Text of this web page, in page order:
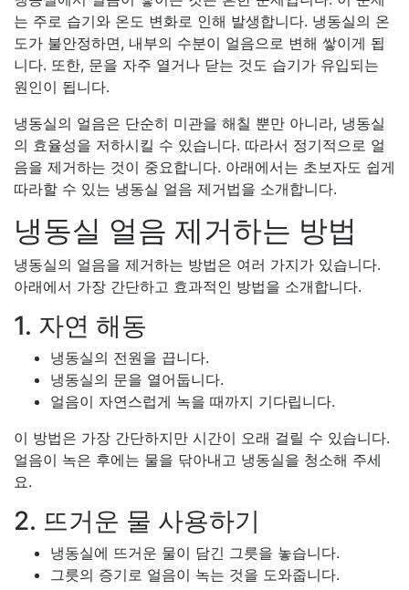
는 주로 습기와 온도 변화로 인해 발생합니다. 냉동실의 온
도가 불안정하면, 내부의 수분이 얼음으로 변해 쌓이게 됩
니다. 또한, 문을 자주 열거나 닫는 것도 습기가 유입되는
원인이 됩니다.
냉동실의 얼음은 단순히 미관을 해칠 뿐만 아니라, 냉동실
의 효율성을 저하시킬 수 있습니다. 따라서 정기적으로 얼
음을 제거하는 것이 중요합니다. 아래에서는 초보자도 쉽게
따라할 수 있는 냉동실 얼음 제거법을 소개합니다.
냉동실 얼음 제거하는 방법
냉동실의 얼음을 제거하는 방법은 여러 가지가 있습니다.
아래에서 가장 간단하고 효과적인 방법을 소개합니다.
1. 자연 해동
냉동실의 전원을 끕니다.
냉동실의 문을 열어둡니다.
얼음이 자연스럽게 녹을 때까지 기다립니다.
이 방법은 가장 간단하지만 시간이 오래 걸릴 수 있습니다.
얼음이 녹은 후에는 물을 닦아내고 냉동실을 청소해 주세
요.
2. 뜨거운 물 사용하기
냉동실에 뜨거운 물이 담긴 그릇을 놓습니다.
그릇의 증기로 얼음이 녹는 것을 도와줍니다.